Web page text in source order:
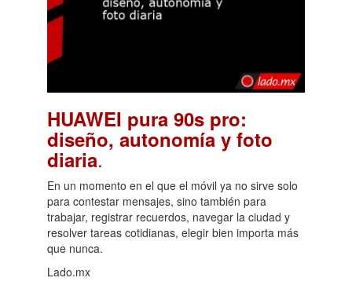
HUAWEI pura 90s pro:
diseño, autonomía y foto
diaria.
En un momento en el que el móvil ya no sirve solo
para contestar mensajes, sino también para
trabajar, registrar recuerdos, navegar la ciudad y
resolver tareas cotidianas, elegir bien importa más
que nunca.
Lado.mx